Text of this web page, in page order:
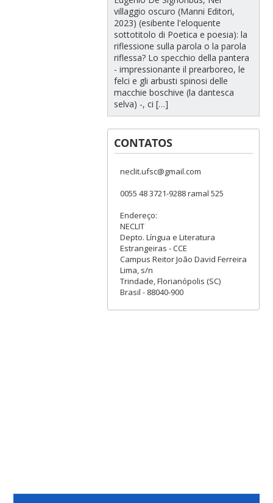
villaggio oscuro (Manni Editori,
2023) (esibente l'eloquente
sottotitolo di Poetica e poesia): la
riflessione sulla parola o la parola
riflessa? Lo specchio della pantera
- impressionante il prearboreo, le
felci e gli arbusti spinosi delle
macchie boschive (la dantesca
selva) -, ci […]
CONTATOS
neclit.ufsc@gmail.com
0055 48 3721-9288 ramal 525
Endereço:
NECLIT
Depto. Língua e Literatura
Estrangeiras - CCE
Campus Reitor João David Ferreira
Lima, s/n
Trindade, Florianópolis (SC)
Brasil - 88040-900